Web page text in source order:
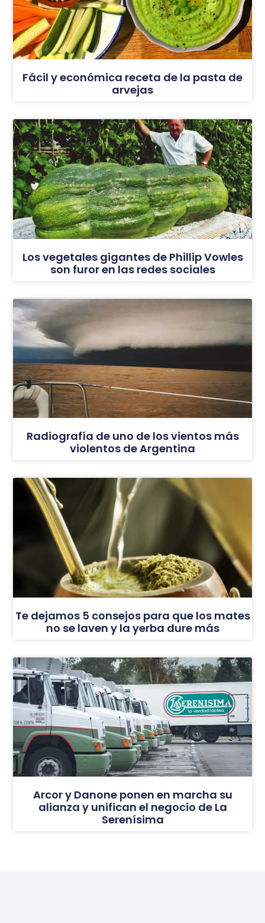
Fácil y económica receta de la pasta de
arvejas
Los vegetales gigantes de Phillip Vowles
son furor en las redes sociales
Radiografía de uno de los vientos más
violentos de Argentina
Te dejamos 5 consejos para que los mates
no se laven y la yerba dure más
Arcor y Danone ponen en marcha su
alianza y unifican el negocio de La
Serenísima